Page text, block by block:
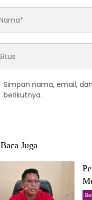
Simpan nama, email,
berikutnya.
Baca Juga